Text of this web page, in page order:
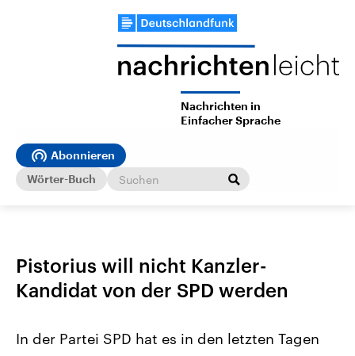
Nachrichten in
Einfacher Sprache
Abonnieren
Wörter-Buch
Pistorius will nicht Kanzler-
Kandidat von der SPD werden
In der Partei SPD hat es in den letzten Tagen